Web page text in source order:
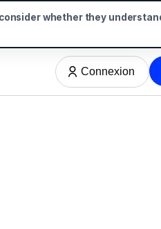
Connexion
whether they